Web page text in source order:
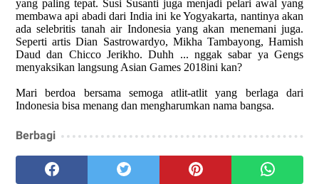
yang paling tepat. Susi Susanti juga menjadi pelari awal yang
membawa api abadi dari India ini ke Yogyakarta, nantinya akan
ada selebritis tanah air Indonesia yang akan menemani juga.
Seperti artis Dian Sastrowardyo, Mikha Tambayong, Hamish
Daud dan Chicco Jerikho. Duhh ... nggak sabar ya Gengs
menyaksikan langsung Asian Games 2018ini kan?
Mari berdoa bersama semoga atlit-atlit yang berlaga dari
Indonesia bisa menang dan mengharumkan nama bangsa.
Berbagi